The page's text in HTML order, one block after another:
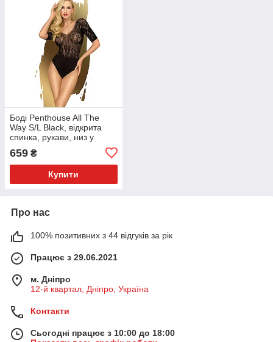
Боді Penthouse All The
Way S/L Black, відкрита
спинка, рукави, низ у
вигляді високих трусиків
танга
659 ₴
Купити
Про нас
100% позитивних з 44 відгуків за рік
Працює з 29.06.2021
м. Дніпро
12-й квартал, Дніпро, Україна
Контакти
Сьогодні працює з 10:00 до 18:00